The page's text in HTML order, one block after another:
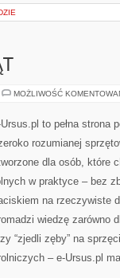
MOŻLIWOŚĆ
to pełna strona
rozumianej
dla osób, które
w praktyce – bez
na rzeczywiste
wiedzę zarówno
“zjedli zęby” na
– e-Ursus.pl